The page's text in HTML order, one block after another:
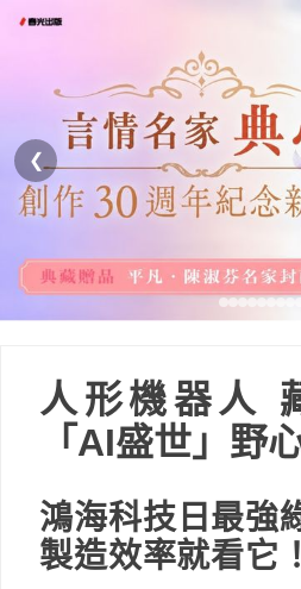
❮
人形機器人
「AI盛世」野
鴻海科技日最強
製造效率就看它！